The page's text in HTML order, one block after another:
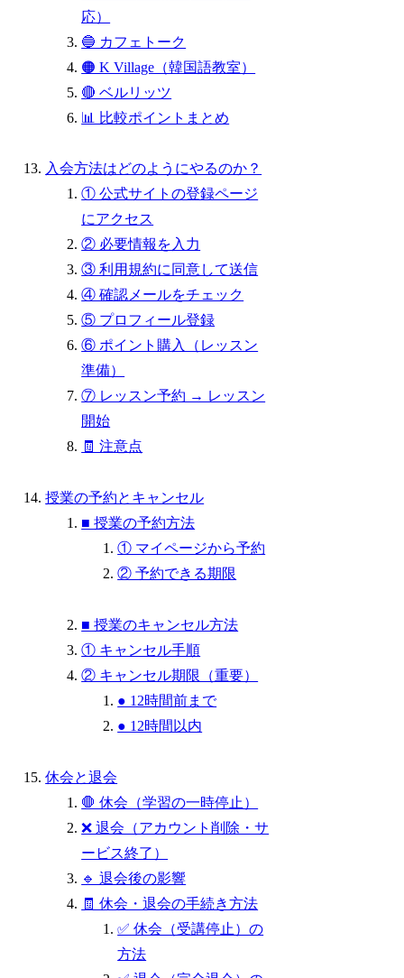
応）
🔵 カフェトーク
🟠 K Village（韓国語教室）
🔴 ベルリッツ
📊 比較ポイントまとめ
入会方法はどのようにやるのか？
① 公式サイトの登録ページ
にアクセス
② 必要情報を入力
③ 利用規約に同意して送信
④ 確認メールをチェック
⑤ プロフィール登録
⑥ ポイント購入（レッスン
準備）
⑦ レッスン予約 → レッスン
開始
🧾 注意点
授業の予約とキャンセル
■ 授業の予約方法
① マイページから予約
② 予約できる期限
■ 授業のキャンセル方法
① キャンセル手順
② キャンセル期限（重要）
● 12時間前まで
● 12時間以内
休会と退会
🛑 休会（学習の一時停止）
❌ 退会（アカウント削除・サ
ービス終了）
🔹 退会後の影響
🧾 休会・退会の手続き方法
✅ 休会（受講停止）の
方法